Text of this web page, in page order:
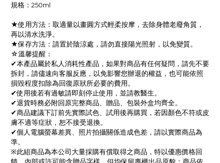
規格： 250ml
★使用方法：取適量以畫圓方式輕柔按摩，去除身體老廢角質，
再以清水洗淨。
★保存方法：請置於陰涼處，請勿直接陽光照射，以免變質。
☆溫馨提醒：
✔本產品屬於私人消耗性產品，如果對商品有任何疑問，請先不要
拆封，請儘速向客服反應，以免影響您辦退的權益，也可能依照
損毀程度扣除為回復原狀所必要的費用。
✔使用後若有過敏請即刻停止使用，並請教醫生。
✔退貨時務必附回原完整商品、贈品、包裝外盒均齊全。
✔商品建議下訂前先實際試色、試用後再購買，若因顏色不符或皮
膚不適等症狀，恕不接受退換。
✔個人電腦螢幕差異、照片拍攝關係造成色差，請以實際商品為
準。
※此組商品為本公司大量採購有償取得之商品，特以優惠價格回